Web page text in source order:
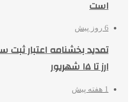
است
6 روز پیش
تمدید بخشنامه اعتبار ثبت
ارز تا ۱۵ شهریور
1 هفته پیش